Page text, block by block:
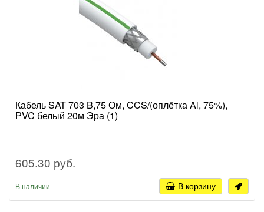
Кабель SAT 703 B,75 Ом, CCS/(оплётка Al, 75%),
PVC белый 20м Эра (1)
605.30 руб.
В наличии В корзину